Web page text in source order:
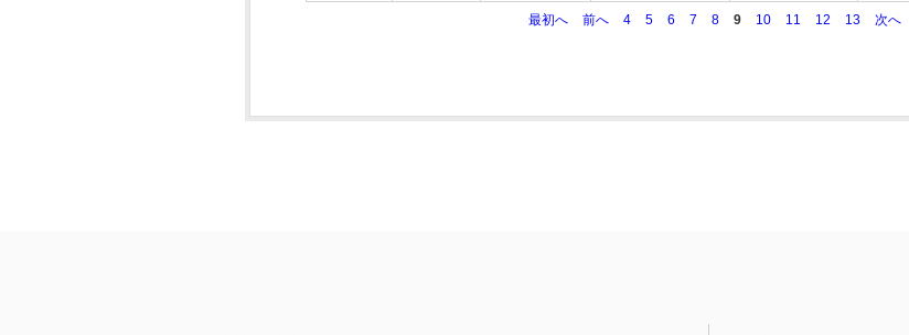
最初へ 前へ 4 5 6 7 8 9 10 11 12 13 次へ